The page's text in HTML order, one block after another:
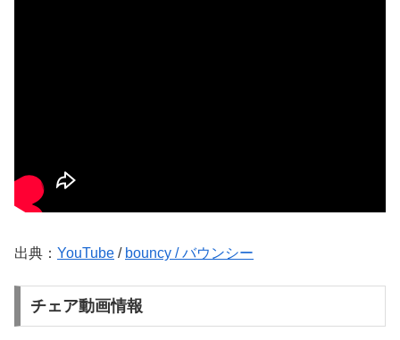
出典： YouTube / bouncy / バウンシー
チェア動画情報